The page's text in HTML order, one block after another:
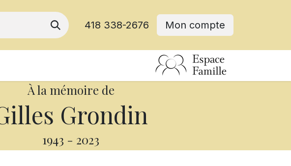
418 338-2676 Mon compte
À la mémoire de
Grondin
1943 - 2023